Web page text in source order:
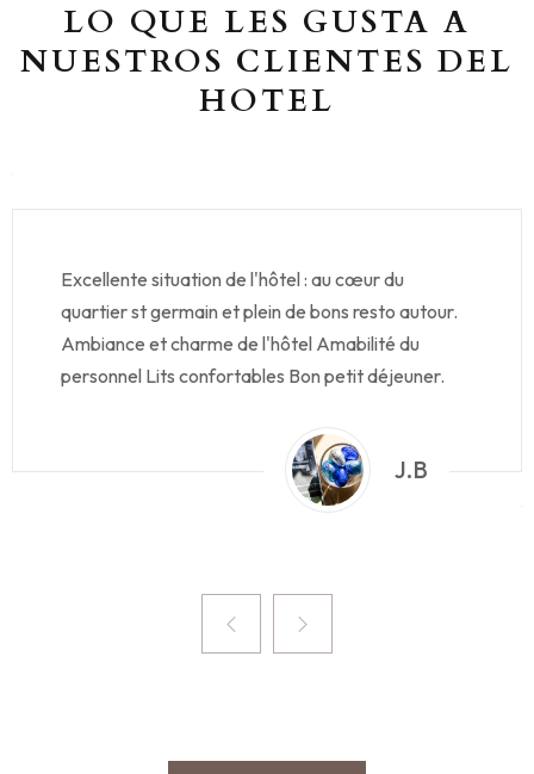
LO QUE LES GUSTA A
NUESTROS CLIENTES DEL
HOTEL
Excellente situation de l'hôtel : au cœur du
quartier st germain et plein de bons resto autour.
Ambiance et charme de l'hôtel Amabilité du
personnel Lits confortables Bon petit déjeuner.
J.B